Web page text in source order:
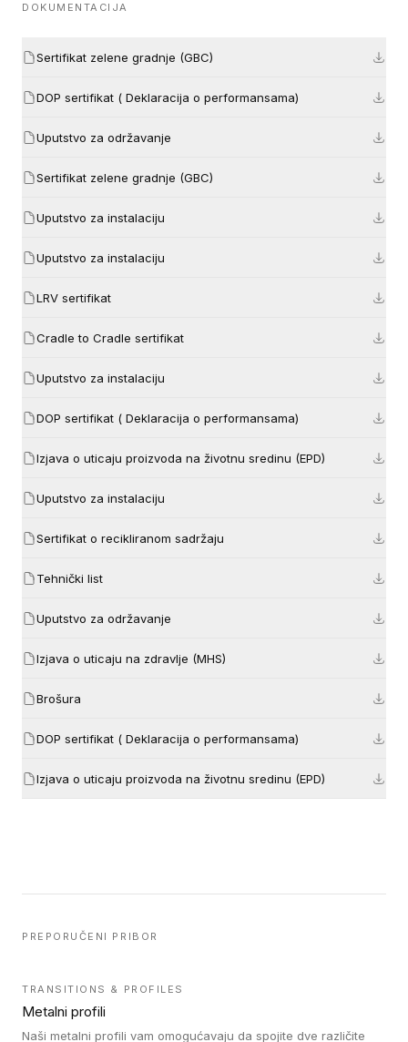
DOKUMENTACIJA
Sertifikat zelene gradnje (GBC)
DOP sertifikat ( Deklaracija o performansama)
Uputstvo za održavanje
Sertifikat zelene gradnje (GBC)
Uputstvo za instalaciju
Uputstvo za instalaciju
LRV sertifikat
Cradle to Cradle sertifikat
Uputstvo za instalaciju
DOP sertifikat ( Deklaracija o performansama)
Izjava o uticaju proizvoda na životnu sredinu (EPD)
Uputstvo za instalaciju
Sertifikat o recikliranom sadržaju
Tehnički list
Uputstvo za održavanje
Izjava o uticaju na zdravlje (MHS)
Brošura
DOP sertifikat ( Deklaracija o performansama)
Izjava o uticaju proizvoda na životnu sredinu (EPD)
PREPORUČENI PRIBOR
TRANSITIONS & PROFILES
Metalni profili
Naši metalni profili vam omogućavaju da spojite dve različite